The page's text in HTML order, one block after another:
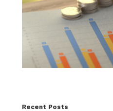
Recent Posts